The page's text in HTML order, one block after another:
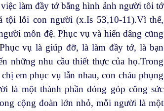
làm đầy tớ bằng hình ảnh người tôi tớ
tội lỗi con người (x.Is 53,10-11).Vì thế,
môn đệ. Phục vụ và hiến dâng cũng
vụ là giúp đỡ, là làm đầy tớ, là bạn
những nhu cầu thiết thực của họ.Trong
em phục vụ lẫn nhau, con cháu phụng
là một thành phần đóng góp công sức
cộng đoàn lớn nhỏ, mỗi người là một